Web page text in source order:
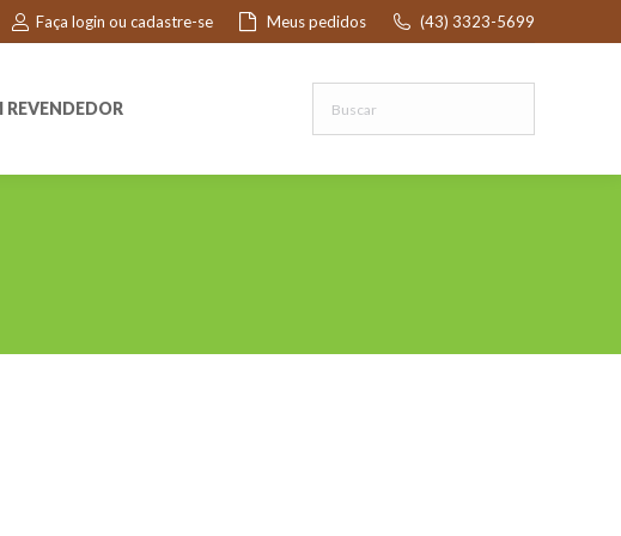
Faça login ou cadastre-se Meus pedidos (43) 3323-5699
REVENDEDOR